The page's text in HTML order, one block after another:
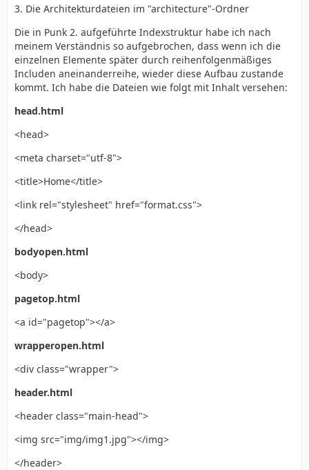
3. Die Architekturdateien im "architecture"-Ordner
Die in Punk 2. aufgeführte Indexstruktur habe ich nach
meinem Verständnis so aufgebrochen, dass wenn ich die
einzelnen Elemente später durch reihenfolgenmäßiges
Includen aneinanderreihe, wieder diese Aufbau zustande
kommt. Ich habe die Dateien wie folgt mit Inhalt versehen:
head.html
<head>
<meta charset="utf-8">
<title>Home</title>
<link rel="stylesheet" href="format.css">
</head>
bodyopen.html
<body>
pagetop.html
<a id="pagetop"></a>
wrapperopen.html
<div class="wrapper">
header.html
<header class="main-head">
<img src="img/img1.jpg"></img>
</header>